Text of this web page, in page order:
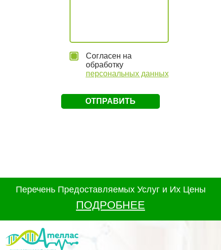
Согласен на
обработку
персональных данных
Перечень Предоставляемых Услуг и Их Цены
ПОДРОБНЕЕ